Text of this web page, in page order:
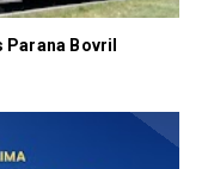
Bovril